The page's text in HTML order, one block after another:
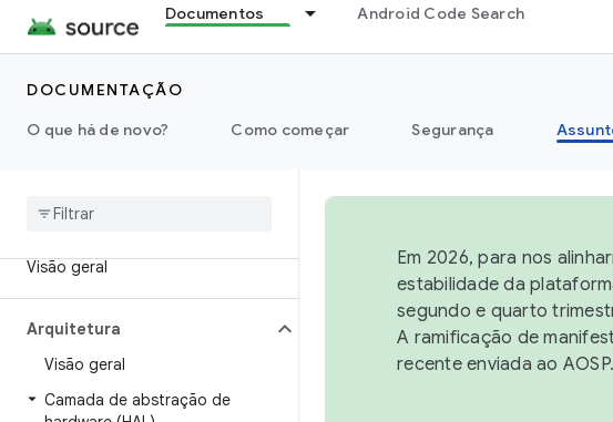
Documentos Android Code Search
DOCUMENTAÇÃO
O que há de novo?
Como começar Segurança
Visão geral
Arquitetura
Visão geral
Camada de abstração de
Em 2026, para nos
estabilidade da
segundo e quarto
A ramificação de
recente enviada ao